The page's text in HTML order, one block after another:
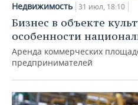
Недвижимость 31 июл, 18:10
Бизнес в объекте
особенности
Аренда коммерческих
предпринимателей